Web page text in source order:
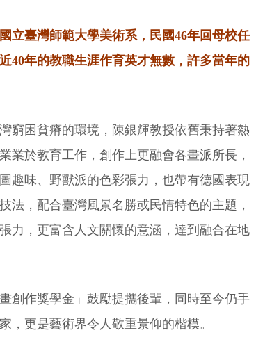
立臺灣師範大學美術系，民國46年回母校任
40年的教職生涯作育英才無數，許多當年的
窮困貧瘠的環境，陳銀輝教授依舊秉持著熱
業於教育工作，創作上更融會各畫派所長，
趣味、野獸派的色彩張力，也帶有德國表現
法，配合臺灣風景名勝或民情特色的主題，
力，更富含人文關懷的意涵，達到融合在地
創作獎學金」鼓勵提攜後輩，同時至今仍手
，更是藝術界令人敬重景仰的楷模。